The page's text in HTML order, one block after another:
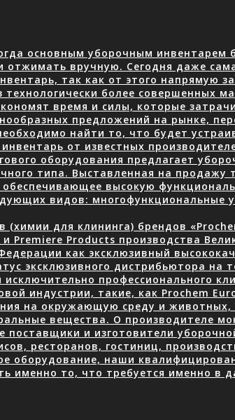
основным уборочным инвентарем
вручную. Сегодня даже
так как от этого напрямую
более совершенных
время и силы, которые
предложений на рынке,
найти то, что будет
от известных
оборудования предлагает
типа. Выставленная на продажу
высокую
видов:
для клининга) брендов
Premiere Products производства
как эксклюзивный
эксклюзивного дистрибьютора на
профессионального
индустрии, такие, как Prochem
на окружающую среду и
вещества. О производителе
и изготовители
ресторанов, гостиниц,
оборудование, наши
именно то, что требуется именно в